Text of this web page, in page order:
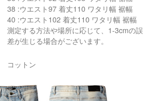
38 :ウエスト97 着丈110 ワタリ幅 裾幅
40 :ウエスト102 着丈110 ワタリ幅 裾幅
測定する方法や場所に応じて、1-3cmの誤
差が生じる場合がございます。
コットン